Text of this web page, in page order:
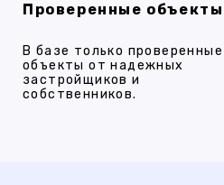
Проверенные объекты
В базе только проверенные
объекты от надежных
застройщиков и
собственников.